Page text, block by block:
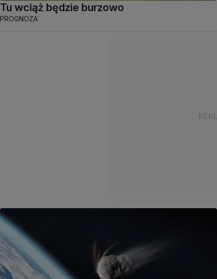
Tu wciąż będzie burzowo
PROGNOZA